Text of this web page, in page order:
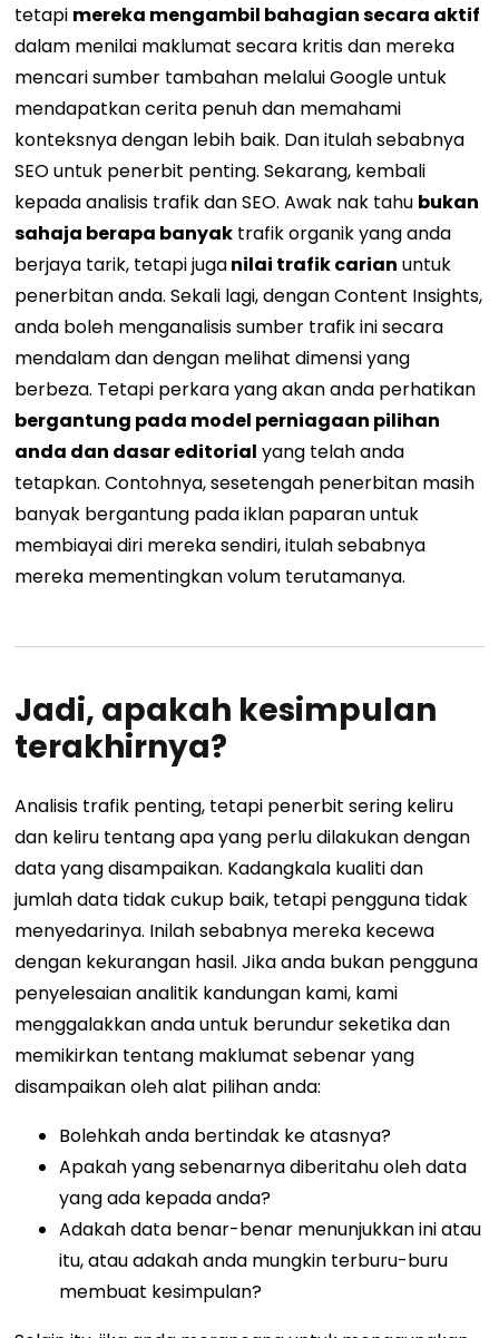
tetapi mereka mengambil bahagian secara aktif
dalam menilai maklumat secara kritis dan mereka
mencari sumber tambahan melalui Google untuk
mendapatkan cerita penuh dan memahami
konteksnya dengan lebih baik. Dan itulah sebabnya
SEO untuk penerbit penting. Sekarang, kembali
kepada analisis trafik dan SEO. Awak nak tahu bukan
sahaja berapa banyak trafik organik yang anda
berjaya tarik, tetapi juganilai trafik carian untuk
penerbitan anda. Sekali lagi, dengan Content Insights,
anda boleh menganalisis sumber trafik ini secara
mendalam dan dengan melihat dimensi yang
berbeza. Tetapi perkara yang akan anda perhatikan
bergantung pada model perniagaan pilihan
anda dan dasar editorial yang telah anda
tetapkan. Contohnya, sesetengah penerbitan masih
banyak bergantung pada iklan paparan untuk
membiayai diri mereka sendiri, itulah sebabnya
mereka mementingkan volum terutamanya.
Jadi, apakah kesimpulan
terakhirnya?
Analisis trafik penting, tetapi penerbit sering keliru
dan keliru tentang apa yang perlu dilakukan dengan
data yang disampaikan. Kadangkala kualiti dan
jumlah data tidak cukup baik, tetapi pengguna tidak
menyedarinya. Inilah sebabnya mereka kecewa
dengan kekurangan hasil. Jika anda bukan pengguna
penyelesaian analitik kandungan kami, kami
menggalakkan anda untuk berundur seketika dan
memikirkan tentang maklumat sebenar yang
disampaikan oleh alat pilihan anda:
Bolehkah anda bertindak ke atasnya?
Apakah yang sebenarnya diberitahu oleh data
yang ada kepada anda?
Adakah data benar-benar menunjukkan ini atau
itu, atau adakah anda mungkin terburu-buru
membuat kesimpulan?